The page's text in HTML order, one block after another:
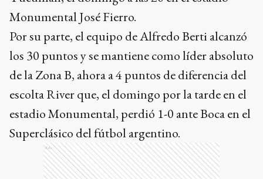
Monumental José Fierro.
Por su parte, el equipo de Alfredo Berti alcanzó
los 30 puntos y se mantiene como líder absoluto
de la Zona B, ahora a 4 puntos de diferencia del
escolta River que, el domingo por la tarde en el
estadio Monumental, perdió 1-0 ante Boca en el
Superclásico del fútbol argentino.
Ads